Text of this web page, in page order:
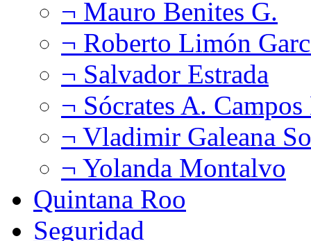
¬ Mauro Benites G.
¬ Roberto Limón
¬ Salvador Estrada
¬ Sócrates A.
¬ Vladimir Galeana
¬ Yolanda Montalvo
Quintana Roo
Seguridad